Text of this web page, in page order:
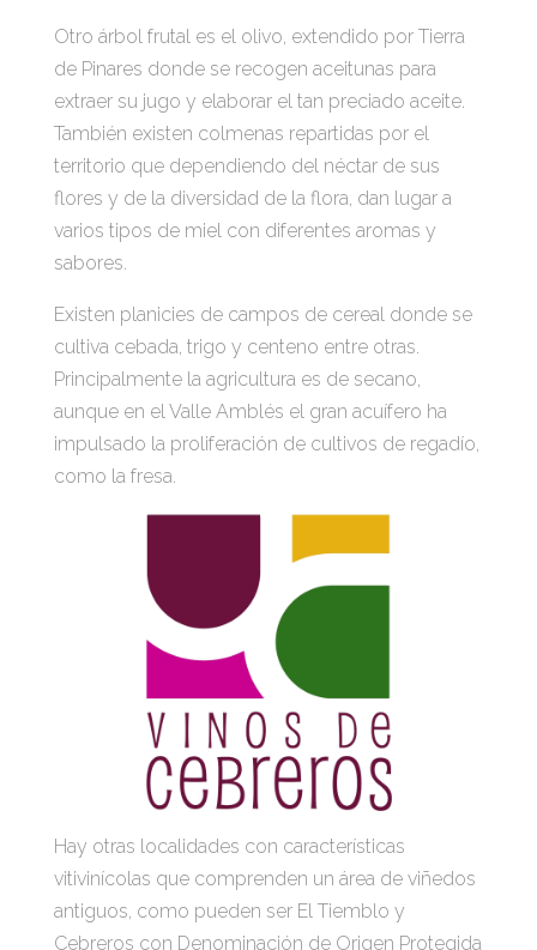
Otro árbol frutal es el olivo, extendido por Tierra
de Pinares donde se recogen aceitunas para
extraer su jugo y elaborar el tan preciado aceite.
También existen colmenas repartidas por el
territorio que dependiendo del néctar de sus
flores y de la diversidad de la flora, dan lugar a
varios tipos de miel con diferentes aromas y
sabores.
Existen planicies de campos de cereal donde se
cultiva cebada, trigo y centeno entre otras.
Principalmente la agricultura es de secano,
aunque en el Valle Amblés el gran acuífero ha
impulsado la proliferación de cultivos de regadío,
como la fresa.
Hay otras localidades con características
vitivinícolas que comprenden un área de viñedos
antiguos, como pueden ser El Tiemblo y
Cebreros con Denominación de Origen Protegida